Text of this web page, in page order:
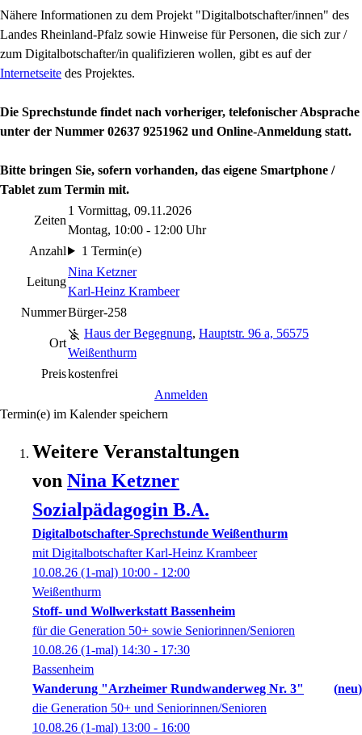
Nähere Informationen zu dem Projekt "Digitalbotschafter/innen" des
Landes Rheinland-Pfalz sowie Hinweise für Personen, die sich zur /
zum Digitalbotschafter/in qualifizieren wollen, gibt es auf der
Internetseite des Projektes.
Die Sprechstunde findet nach vorheriger, telefonischer Absprache
unter der Nummer 02637 9251962 und Online-Anmeldung statt.
Bitte bringen Sie, sofern vorhanden, das eigene Smartphone /
Tablet zum Termin mit.
Zeiten
1 Vormittag, 09.11.2026
Montag, 10:00 - 12:00 Uhr
Anzahl
1 Termin(e)
Leitung
Nina Ketzner
Karl-Heinz Krambeer
NummerBürger-258
Ort
Haus der Begegnung, Hauptstr. 96 a, 56575
Weißenthurm
Preiskostenfrei
Anmelden
Termin(e) im Kalender speichern
Weitere Veranstaltungen
von Nina Ketzner
Sozialpädagogin B.A.
Digitalbotschafter-Sprechstunde Weißenthurm
mit Digitalbotschafter Karl-Heinz Krambeer
10.08.26 (1-mal) 10:00 - 12:00
Weißenthurm
Stoff- und Wollwerkstatt Bassenheim
für die Generation 50+ sowie Seniorinnen/Senioren
10.08.26 (1-mal) 14:30 - 17:30
Bassenheim
Wanderung "Arzheimer Rundwanderweg Nr. 3"
neu
die Generation 50+ und Seniorinnen/Senioren
10.08.26 (1-mal) 13:00 - 16:00